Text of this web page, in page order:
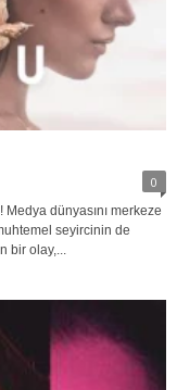
0
dünyasını merkeze
seyircinin de
bir olay,...